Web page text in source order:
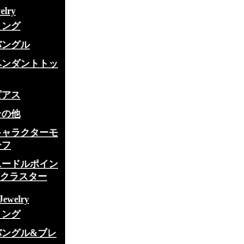
グ
グル
ダントトッ
ス
他
ラクターモ
ドルポイン
ラスター
グ
グル&ブレ